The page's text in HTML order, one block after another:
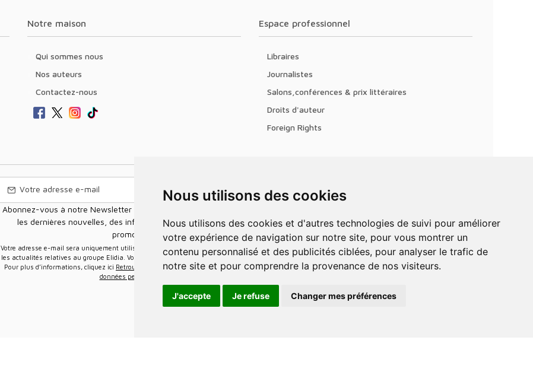
Nous utilisons des cookies
Nous utilisons des cookies et d'autres technologies de suivi pour améliorer
votre expérience de navigation sur notre site, pour vous montrer un
contenu personnalisé et des publicités ciblées, pour analyser le trafic de
notre site et pour comprendre la provenance de nos visiteurs.
J'accepte Je refuse Changer mes préférences
Notre maison
Qui sommes nous
Nos auteurs
Contactez-nous
Espace professionnel
Libraires
Journalistes
Salons,conférences & prix littéraires
Droits d'auteur
Foreign Rights
Abonnez-vous à notre Newsletter pour recevoir nos nouvelles offres,
les dernières nouvelles, des informations sur les ventes et les
promotions.
Votre adresse e-mail sera uniquement utilisée pour vous envoyer des informations sur
les actualités relatives au groupe Elidia. Vous pouvez vous désinscrire à tout moment.
Pour plus d’informations, cliquez ici Retrouvez ici notre politique de protection de vos
données personnelles